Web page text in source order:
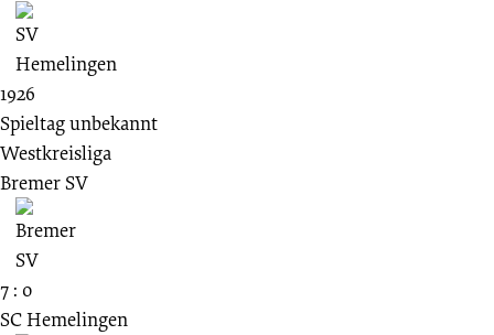
1926
Spieltag unbekannt
Westkreisliga
Bremer SV
7 : 0
SC Hemelingen